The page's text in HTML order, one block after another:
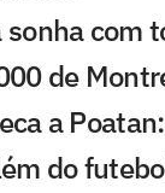
com
de
a
do